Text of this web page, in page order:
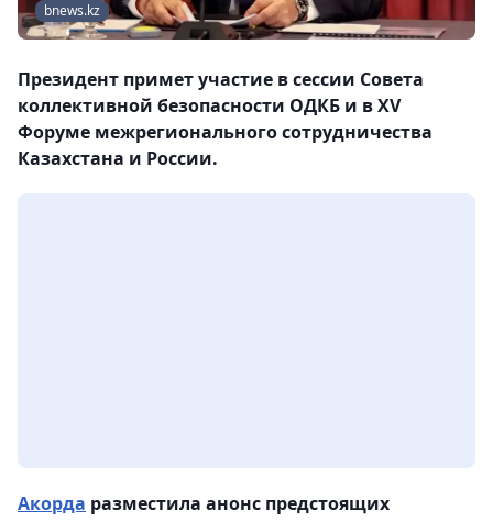
bnews.kz
Президент примет участие в сессии Совета
коллективной безопасности ОДКБ и в XV
Форуме межрегионального сотрудничества
Казахстана и России.
Акорда разместила анонс предстоящих